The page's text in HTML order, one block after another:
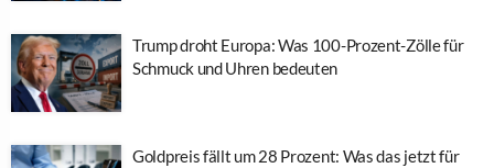
Trump droht Europa: Was 100-Prozent-Zölle für
Schmuck und Uhren bedeuten
Goldpreis fällt um 28 Prozent: Was das jetzt für